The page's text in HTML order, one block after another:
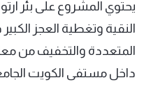
النقية وتغطية العجز
المتعددة والتخفيف من
داخل مستفى الكويت